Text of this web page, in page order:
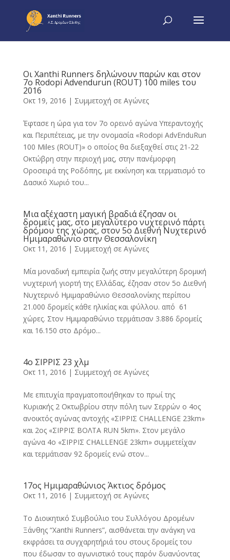
Οι Xanthi Runners δηλώνουν παρών και στον
7ο Rodopi Advendurun (ROUT) 100 miles του
2016
Οκτ 19, 2016 | Συμμετοχή σε Αγώνες
Έφτασε η ώρα για τον 7ο ορεινό αγώνα Υπεραντοχής
και Περιπέτειας, με την ονομασία «Rodopi AdvEnduRun
100 Miles (ROUT)» ο οποίος θα διεξαχθεί στις 21-22
Οκτώβρη στην περιοχή μας, στην πανέμορφη
Οροσειρά της Ροδόπης, με εκκίνηση και τερματισμό το
Δασικό Χωριό του...
Μια αξέχαστη μαγική βραδιά έζησαν οι
δρομείς μας, στο μεγαλύτερο νυχτερινό πάρτι
δρόμου της χώρας, στον 5ο Διεθνή Νυχτερινό
Ημιμαραθώνιο στην Θεσσαλονίκη
Οκτ 11, 2016 | Συμμετοχή σε Αγώνες
Μία μοναδική εμπειρία ζωής στην μεγαλύτερη δρομική
νυχτερινή γιορτή της Ελλάδας, έζησαν στον 5ο Διεθνή
Νυχτερινό Ημιμαραθώνιο Θεσσαλονίκης περίπου
21.000 δρομείς κάθε ηλικίας και φύλλου. από 61
χώρες. Στον Ημιμαραθώνιο τερμάτισαν 3.886 δρομείς
και 16.150 στο Δρόμο...
4ο ΣΙΡΡΙΣ 23 χλμ
Οκτ 11, 2016 | Συμμετοχή σε Αγώνες
Με επιτυχία πραγματοποιήθηκαν το πρωί της
Κυριακής 2 Οκτωβρίου στην πόλη των Σερρών ο 4ος
ανοικτός αγώνας αντοχής «ΣΙΡΡΙΣ CHALLENGE 23km»
και 2ος «ΣΙΡΡΙΣ ΒΟΛΤΑ RUN 5km». Στον μεγάλο
αγώνα 4ο «ΣΙΡΡΙΣ CHALLENGE 23km» συμμετείχαν
και τερμάτισαν 92 δρομείς ενώ στον...
17ος Ημιμαραθώνιος Άκτιος δρόμος
Οκτ 11, 2016 | Συμμετοχή σε Αγώνες
Το Διοικητικό Συμβούλιο του Συλλόγου Δρομέων
Ξάνθης “Xanthi Runners”, αισθάνεται την ανάγκη να
εκφράσει τα συγχαρητήριά του στους δρομείς του
που έδωσαν το αγωνιστικό τους παρόν δυανύοντας